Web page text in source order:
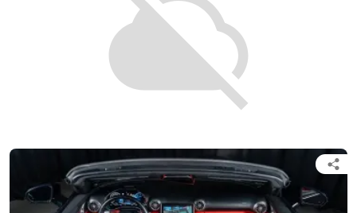
Alte tipuri vehicule